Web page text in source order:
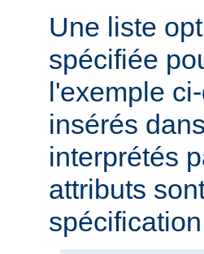
Une liste
spécifiée
l'exemple
insérés
interprétés
attributs